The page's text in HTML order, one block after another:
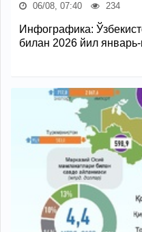
06/08, 07:40 234
Инфографика:
билан 2026 йил